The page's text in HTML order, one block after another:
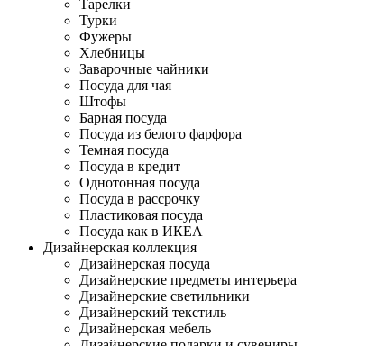
Тарелки
Турки
Фужеры
Хлебницы
Заварочные чайники
Посуда для чая
Штофы
Барная посуда
Посуда из белого фарфора
Темная посуда
Посуда в кредит
Однотонная посуда
Посуда в рассрочку
Пластиковая посуда
Посуда как в ИКЕА
Дизайнерская коллекция
Дизайнерская посуда
Дизайнерские предметы интерьера
Дизайнерские светильники
Дизайнерский текстиль
Дизайнерская мебель